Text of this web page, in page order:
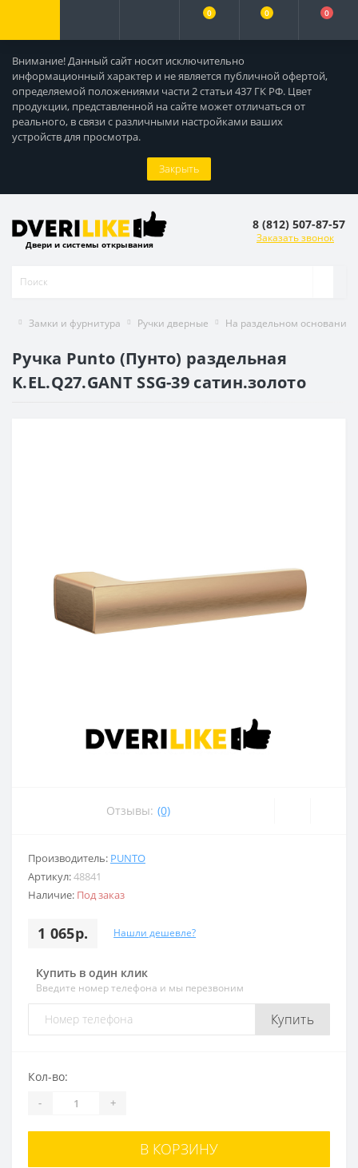
Внимание! Данный сайт носит исключительно
информационный характер и не является публичной офертой,
определяемой положениями части 2 статьи 437 ГК РФ. Цвет
продукции, представленной на сайте может отличаться от
реального, в связи с различными настройками ваших
устройств для просмотра.
Закрыть
0 0 0
Двери и системы открывания
8 (812) 507-87-57
Заказать звонок
Замки и фурнитура Ручки дверные На раздельном основании
Ручка Punto (Пунто) раздельная
K.EL.Q27.GANT SSG-39 сатин.золото
Отзывы: (0)
Производитель: PUNTO
Артикул:48841
Наличие: Под заказ
1 065р. Нашли дешевле?
Купить в один клик
Введите номер телефона и мы перезвоним
Купить
Кол-во:
- +
В КОРЗИНУ